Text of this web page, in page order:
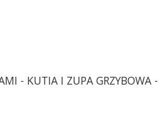
- KUTIA I ZUPA GRZYBOWA -